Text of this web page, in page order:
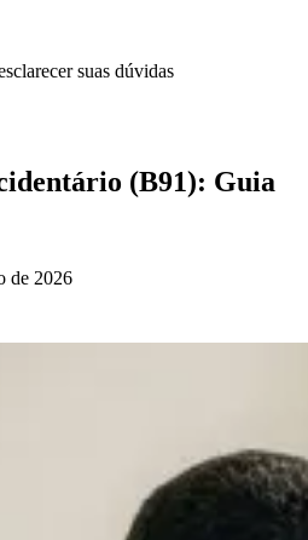
suas dúvidas
(B91): Guia
de 2026